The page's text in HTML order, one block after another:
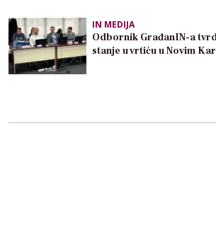
IN MEDIJA
Odbornik GrađanIN-a
stanje u vrtiću u Novim